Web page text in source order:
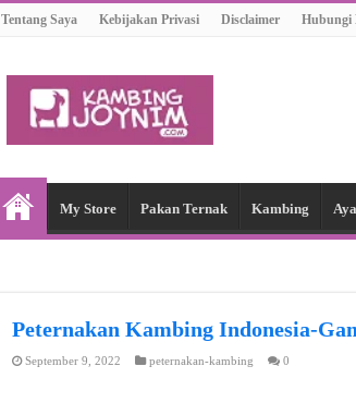
Tentang Saya Kebijakan Privasi Disclaimer Hubungi
My Store Pakan Ternak Kambing
Peternakan Kambing Indonesia-
September 9, 2022 peternakan-kambing 0